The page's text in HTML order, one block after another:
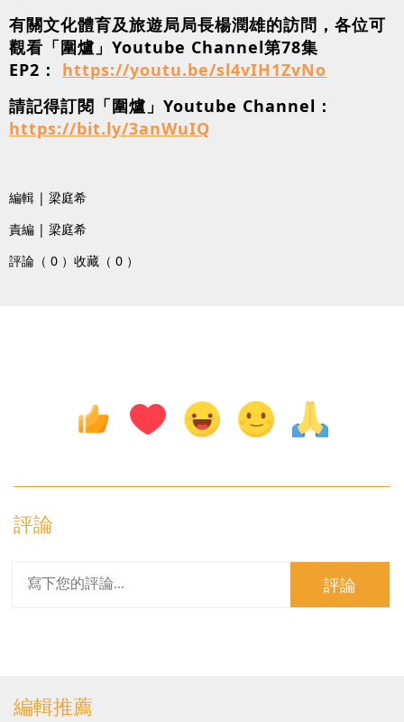
有關文化體育及旅遊局局長楊潤雄的訪問，各位可
觀看「圍爐」Youtube Channel第78集
EP2： https://youtu.be/sl4vIH1ZvNo
請記得訂閱「圍爐」Youtube Channel：
https://bit.ly/3anWuIQ
編輯 | 梁庭希
責編 | 梁庭希
評論（ 0 ） 收藏（ 0 ）
評論
評論
編輯推薦